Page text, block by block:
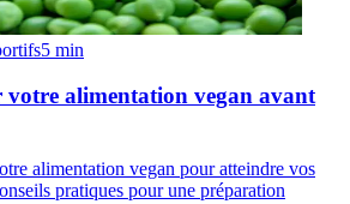
5 min
votre alimentation vegan avant
alimentation vegan pour atteindre vos
pratiques pour une préparation